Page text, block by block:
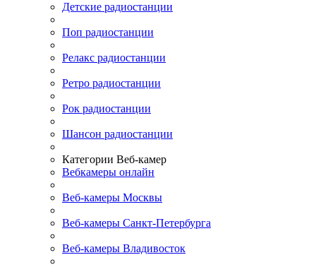
Детские радиостанции
Поп радиостанции
Релакс радиостанции
Ретро радиостанции
Рок радиостанции
Шансон радиостанции
Категории Веб-камер
Вебкамеры онлайн
Веб-камеры Москвы
Веб-камеры Санкт-Петербурга
Веб-камеры Владивосток